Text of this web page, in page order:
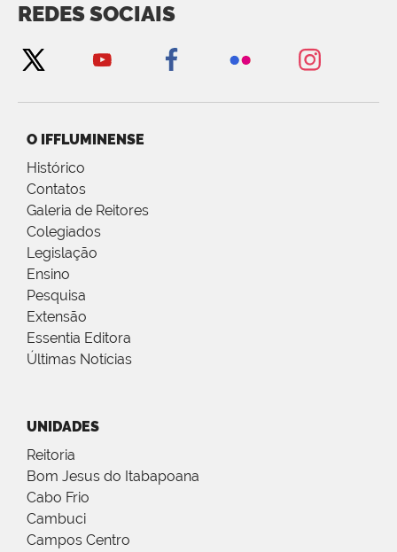
REDES SOCIAIS
O IFFLUMINENSE
Histórico
Contatos
Galeria de Reitores
Colegiados
Legislação
Ensino
Pesquisa
Extensão
Essentia Editora
Últimas Notícias
UNIDADES
Reitoria
Bom Jesus do Itabapoana
Cabo Frio
Cambuci
Campos Centro